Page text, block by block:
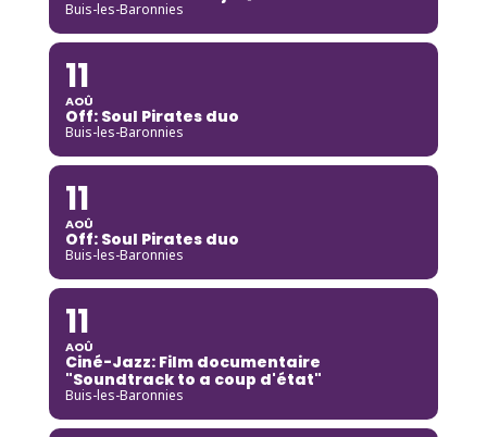
Buis-les-Baronnies
11
AOÛ
Off: Soul Pirates duo
Buis-les-Baronnies
11
AOÛ
Off: Soul Pirates duo
Buis-les-Baronnies
11
AOÛ
Ciné-Jazz: Film documentaire
"Soundtrack to a coup d'état"
Buis-les-Baronnies